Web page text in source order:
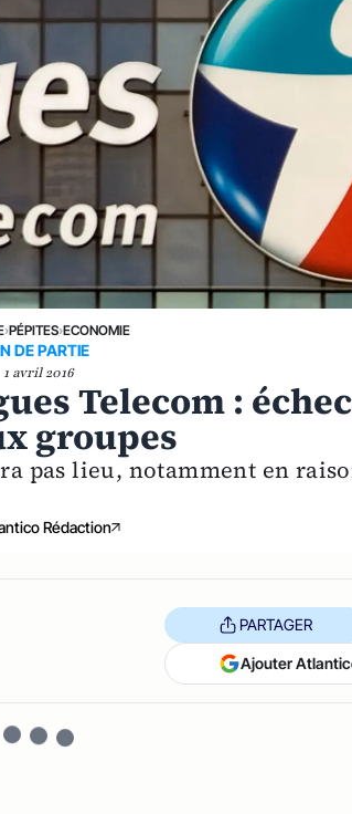
›PÉPITES›ECONOMIE
DE PARTIE
1 avril 2016
Telecom :
groupes
pas lieu, notamment en
Rédaction
PARTAGER
Ajouter